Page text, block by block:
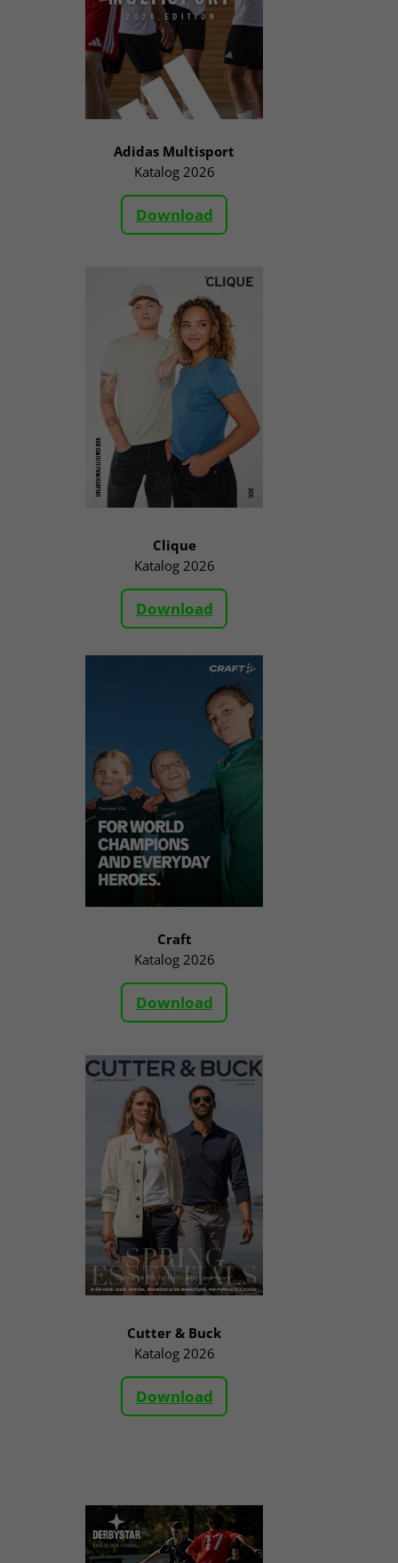
Adidas Multisport
Katalog 2026
Download
Clique
Katalog 2026
Download
Craft
Katalog 2026
Download
Cutter & Buck
Katalog 2026
Download